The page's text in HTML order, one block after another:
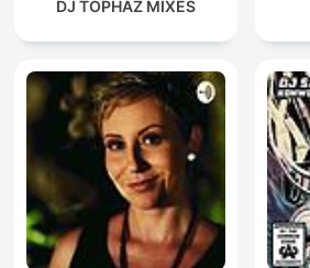
DJ TOPHAZ MIXES